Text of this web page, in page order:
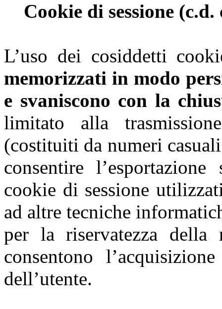
Cookie di sessione (c.d.
L’uso dei cosiddetti
memorizzati in modo
e svaniscono con la
limitato alla
(costituiti da numeri
consentire
cookie di sessione
ad altre tecniche
per la riservatezza
consentono
dell’utente.